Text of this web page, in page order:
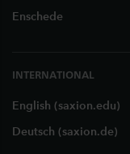
Enschede
INTERNATIONAL
English (saxion.edu)
Deutsch (saxion.de)